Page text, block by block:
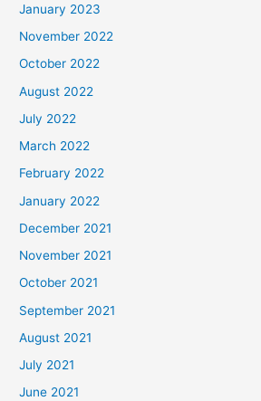
January 2023
November 2022
October 2022
August 2022
July 2022
March 2022
February 2022
January 2022
December 2021
November 2021
October 2021
September 2021
August 2021
July 2021
June 2021